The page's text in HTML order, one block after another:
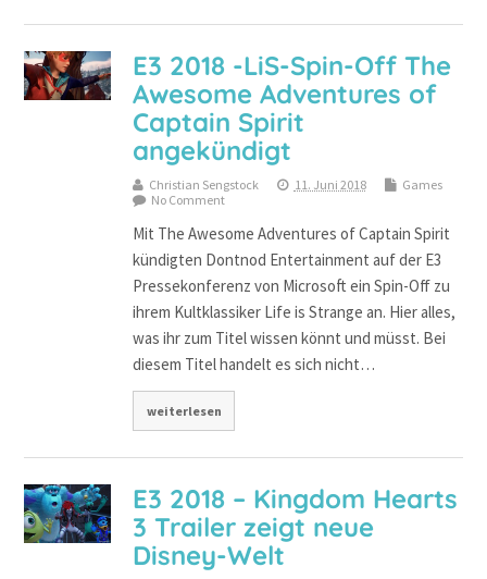
E3 2018 -LiS-Spin-Off The
Awesome Adventures of
Captain Spirit
angekündigt
Christian Sengstock 11. Juni 2018
Games
No Comment
Mit The Awesome Adventures of Captain Spirit
kündigten Dontnod Entertainment auf der E3
Pressekonferenz von Microsoft ein Spin-Off zu
ihrem Kultklassiker Life is Strange an. Hier alles,
was ihr zum Titel wissen könnt und müsst. Bei
diesem Titel handelt es sich nicht…
weiterlesen
E3 2018 – Kingdom Hearts
3 Trailer zeigt neue
Disney-Welt